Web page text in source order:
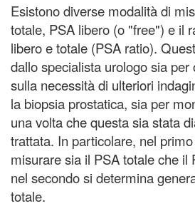
Esistono diverse modalità di
totale, PSA libero (o "free") e il
libero e totale (PSA ratio).
dallo specialista urologo sia per
sulla necessità di ulteriori
la biopsia prostatica, sia per
una volta che questa sia stata
trattata. In particolare, nel
misurare sia il PSA totale che il
nel secondo si determina
totale.